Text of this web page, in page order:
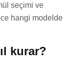
seçimi ve
hangi modelde
kurar?